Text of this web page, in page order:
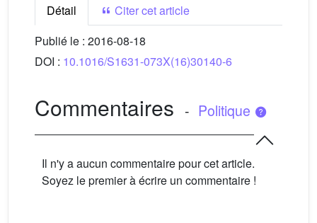
Détail
Citer cet article
Publié le : 2016-08-18
DOI : 10.1016/S1631-073X(16)30140-6
Commentaires - Politique
Il n'y a aucun commentaire pour cet article.
Soyez le premier à écrire un commentaire !